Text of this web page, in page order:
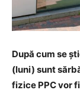
După cum se
(luni) sunt
fizice PPC vor